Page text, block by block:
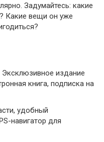
Задумайтесь: какие
Какие вещи он уже
Эксклюзивное издание
книга, подписка на
удобный
навигатор для